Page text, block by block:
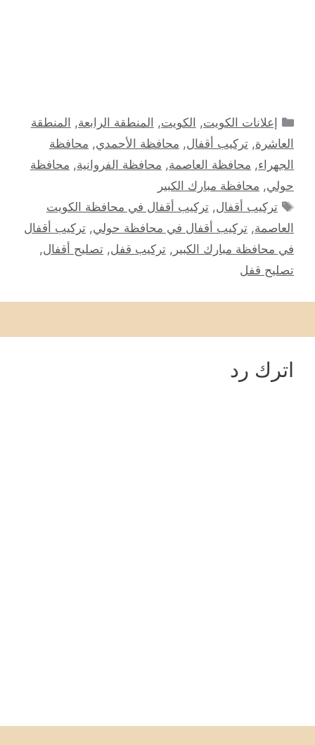
التصنيفات
إعلانات الكويت, الكويت, المنطقة الرابعة, المنطقة
العاشرة, تركيب أقفال, محافظة الأحمدي, محافظة
الجهراء, محافظة العاصمة, محافظة الفروانية, محافظة
حولي, محافظة مبارك الكبير
الوسوم
تركيب أقفال,تركيب أقفال في محافظة الكويت
العاصمة, تركيب أقفال في محافظة حولي, تركيب أقفال
في محافظة مبارك الكبير , تركيب قفل, تصليح أقفال,
تصليح قفل
اترك رد